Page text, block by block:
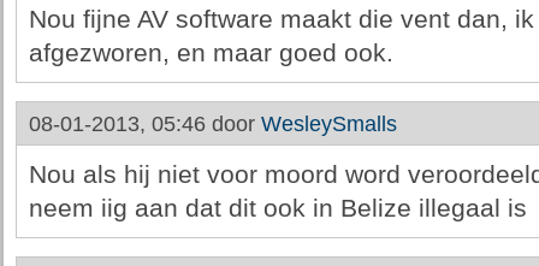
Nou fijne AV software maakt die vent dan,
afgezworen, en maar goed ook.
08-01-2013, 05:46 door WesleySmalls
Nou als hij niet voor moord word
neem iig aan dat dit ook in Belize illegaal is